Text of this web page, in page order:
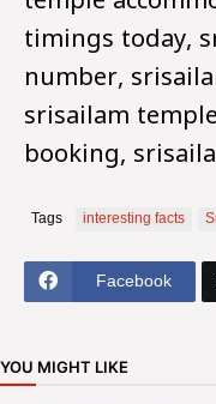
timings today,
number,
srisailam
booking,
Tags interesting facts
Facebook
YOU MIGHT LIKE